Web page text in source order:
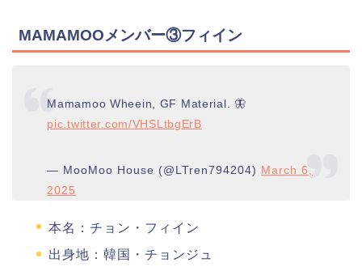
MAMAMOOメンバー③フィイン
Mamamoo Wheein, GF Material. 🦋
pic.twitter.com/VHSLtbgErB
— MooMoo House (@LTren794204) March 6,
2025
本名：チョン・フィイン
出身地：韓国・チョンジュ